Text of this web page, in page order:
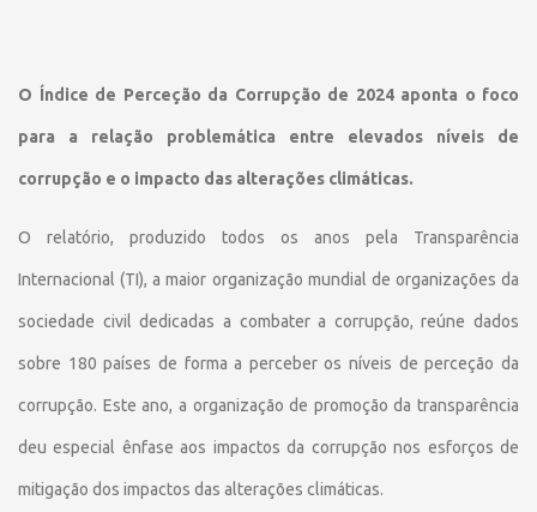
O Índice de Perceção da Corrupção de 2024 aponta o foco
para a relação problemática entre elevados níveis de
corrupção e o impacto das alterações climáticas.
O relatório, produzido todos os anos pela Transparência
Internacional (TI), a maior organização mundial de organizações da
sociedade civil dedicadas a combater a corrupção, reúne dados
sobre 180 países de forma a perceber os níveis de perceção da
corrupção. Este ano, a organização de promoção da transparência
deu especial ênfase aos impactos da corrupção nos esforços de
mitigação dos impactos das alterações climáticas.